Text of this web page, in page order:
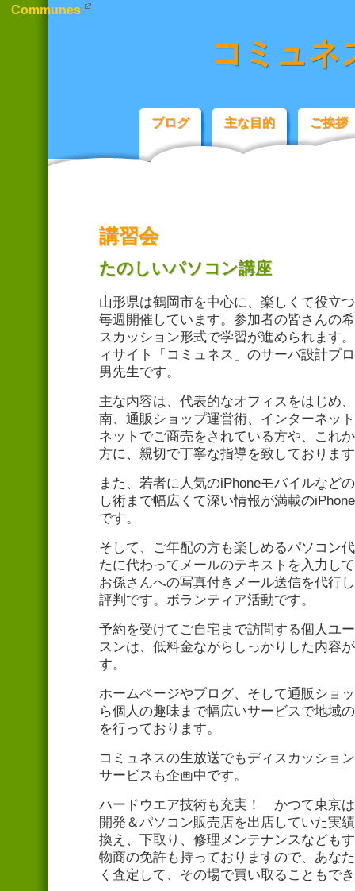
Communes
コミュネ
ブログ 主な目的 ご挨拶
講習会
たのしいパソコン講座
山形県は鶴岡市を中心に、楽しくて役立
毎週開催しています。参加者の皆さんの
スカッション形式で学習が進められます
ィサイト「コミュネス」のサーバ設計プ
男先生です。
主な内容は、代表的なオフィスをはじめ
南、通販ショップ運営術、インターネッ
ネットでご商売をされている方や、これ
方に、親切で丁寧な指導を致しておりま
また、若者に人気のiPhoneモバイルなど
し術まで幅広くて深い情報が満載の
です。
そして、ご年配の方も楽しめるパソコン
たに代わってメールのテキストを入力し
お孫さんへの写真付きメール送信を代行
評判です。ボランティア活動です。
予約を受けてご自宅まで訪問する個人ユ
スンは、低料金ながらしっかりした内容
す。
ホームページやブログ、そして通販ショ
ら個人の趣味まで幅広いサービスで地域
を行っております。
コミュネスの生放送でもディスカッショ
サービスも企画中です。
ハードウエア技術も充実！ かつて東京
開発＆パソコン販売店を出店していた実
換え、下取り、修理メンテナンスなども
物商の免許も持っておりますので、あな
く査定して、その場で買い取ることもで